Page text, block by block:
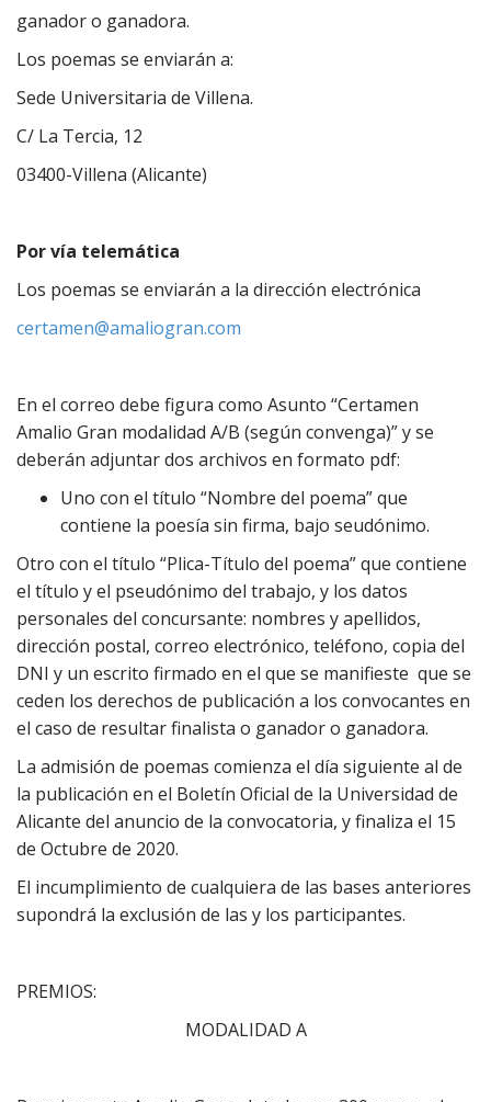
ganador o ganadora.
Los poemas se enviarán a:
Sede Universitaria de Villena.
C/ La Tercia, 12
03400-Villena (Alicante)
Por vía telemática
Los poemas se enviarán a la dirección electrónica
certamen@amaliogran.com
En el correo debe figura como Asunto “Certamen
Amalio Gran modalidad A/B (según convenga)” y se
deberán adjuntar dos archivos en formato pdf:
Uno con el título “Nombre del poema” que
contiene la poesía sin firma, bajo seudónimo.
Otro con el título “Plica-Título del poema” que contiene
el título y el pseudónimo del trabajo, y los datos
personales del concursante: nombres y apellidos,
dirección postal, correo electrónico, teléfono, copia del
DNI y un escrito firmado en el que se manifieste que se
ceden los derechos de publicación a los convocantes en
el caso de resultar finalista o ganador o ganadora.
La admisión de poemas comienza el día siguiente al de
la publicación en el Boletín Oficial de la Universidad de
Alicante del anuncio de la convocatoria, y finaliza el 15
de Octubre de 2020.
El incumplimiento de cualquiera de las bases anteriores
supondrá la exclusión de las y los participantes.
PREMIOS:
MODALIDAD A